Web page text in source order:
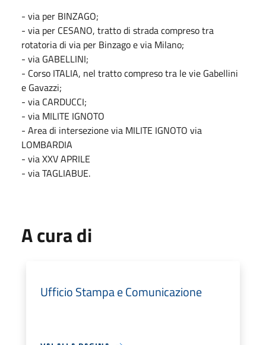
- via per BINZAGO;
- via per CESANO, tratto di strada compreso tra
rotatoria di via per Binzago e via Milano;
- via GABELLINI;
- Corso ITALIA, nel tratto compreso tra le vie Gabellini
e Gavazzi;
- via CARDUCCI;
- via MILITE IGNOTO
- Area di intersezione via MILITE IGNOTO via
LOMBARDIA
- via XXV APRILE
- via TAGLIABUE.
A cura di
Ufficio Stampa e Comunicazione